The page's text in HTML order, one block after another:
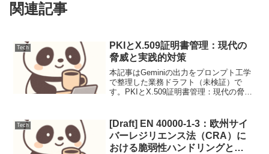
関連記事
Tech
PKIとX.509証明書管理：現代の
脅威と実践的対策
本記事はGeminiの出力をプロンプト工学
で整理した業務ドラフト（未検証）で
す。PKIとX.509証明書管理：現代の脅威
信頼の基盤を形成します。しかし、その
複雑...
Tech
[Draft] EN 40000-1-3：欧州サイ
バーレジリエンス法（CRA）に
おける脆弱性ハンドリングと